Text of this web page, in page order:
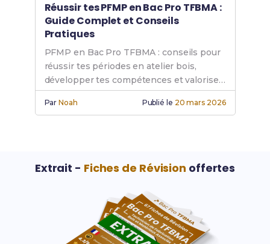
Réussir tes PFMP en Bac Pro TFBMA :
Guide Complet et Conseils
Pratiques
PFMP en Bac Pro TFBMA : conseils pour
réussir tes périodes en atelier bois,
développer tes compétences et valoriser
ton expérience.
ParNoah Publié le 20 mars 2026
Extrait - Fiches de Révision offertes